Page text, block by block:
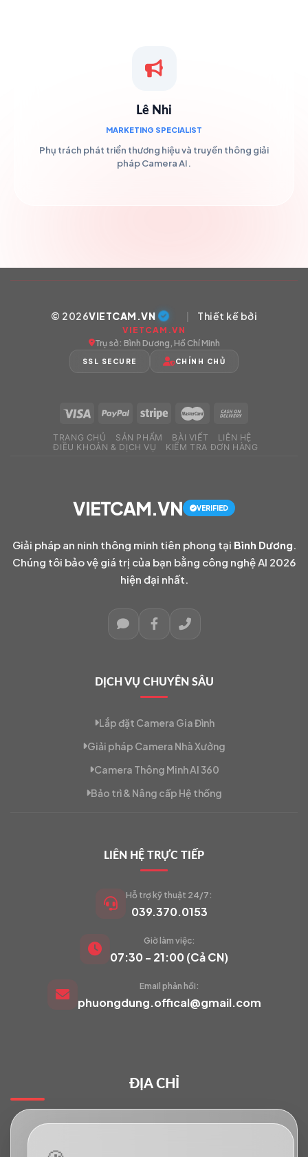
VIETCAM.VN
Đang trực tuyến
Lê Nhi
MARKETING SPECIALIST
Phụ trách phát triển thương hiệu và truyền thông giải
pháp Camera AI.
© 2026VIETCAM.VN | Thiết kế bởi
VIETCAM.VN
Trụ sở: Bình Dương, Hồ Chí Minh
SSL SECURE CHÍNH CHỦ
TRANG CHỦ SẢN PHẨM BÀI VIẾT
LIÊN HỆ
ĐIỀU KHOẢN & DỊCH VỤ
KIỂM TRA ĐƠN HÀNG
VIETCAM.VN VERIFIED
Giải pháp an ninh thông minh tiên phong tại Bình Dương
Chúng tôi bảo vệ giá trị của bạn bằng công nghệ AI 2026
hiện đại nhất.
DỊCH VỤ CHUYÊN SÂU
Lắp đặt Camera Gia Đình
Giải pháp Camera Nhà Xưởng
Camera Thông Minh AI 360
Bảo trì & Nâng cấp Hệ thống
LIÊN HỆ TRỰC TIẾP
Hỗ trợ kỹ thuật 24/7:
039.370.0153
Giờ làm việc:
07:30 - 21:00 (Cả CN)
Email phản hồi:
phuongdung.offical@gmail.com
ĐỊA CHỈ